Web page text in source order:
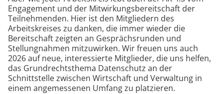
Engagement und der Mitwirkungsbereitschaft der
Teilnehmenden. Hier ist den Mitgliedern des
Arbeitskreises zu danken, die immer wieder die
Bereitschaft zeigten an Gesprächsrunden und
Stellungnahmen mitzuwirken. Wir freuen uns auch
2026 auf neue, interessierte Mitglieder, die uns helfen,
das Grundrechtsthema Datenschutz an der
Schnittstelle zwischen Wirtschaft und Verwaltung in
einem angemessenen Umfang zu platzieren.